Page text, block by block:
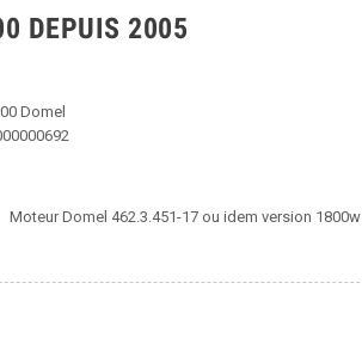
DEPUIS 2005
Domel
Moteur Domel 462.3.451-17 ou idem version 1800w